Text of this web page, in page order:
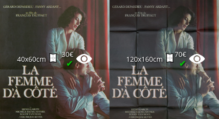
40x60cm
30€
✔ 120x160cm
70€
✔